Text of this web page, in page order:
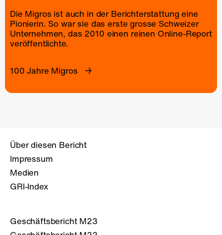
Die Migros ist auch in der Berichterstattung eine
Pionierin. So war sie das erste grosse Schweizer
Unternehmen, das 2010 einen reinen Online-Report
veröffentlichte.
100 Jahre Migros
Über diesen Bericht
Impressum
Medien
GRI-Index
Geschäftsbericht M23